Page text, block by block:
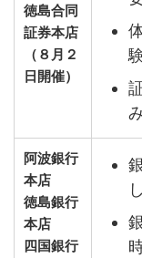
徳島合同
証券本店
（８月２
日開催）
阿波銀行
本店
徳島銀行
本店
四国銀行